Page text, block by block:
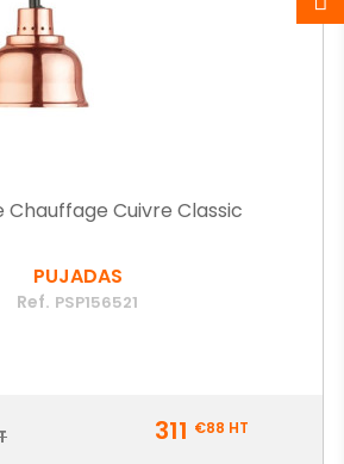
Chauffage Cuivre Classic
PUJADAS
Ref. PSP156521
311 €88 HT